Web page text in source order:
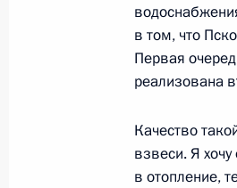
25 августа
Заседание
25 августа 2021
24 августа
в том, что
Первая
реализована
Качество
взвеси. Я
в отопление,